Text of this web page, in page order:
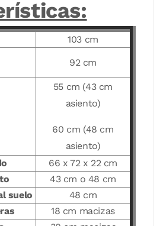
103 cm
92 cm
55 cm (43 cm
asiento)
60 cm (48 cm
asiento)
66 x 72 x 22 cm
43 cm o 48 cm
suelo
48 cm
18 cm macizas